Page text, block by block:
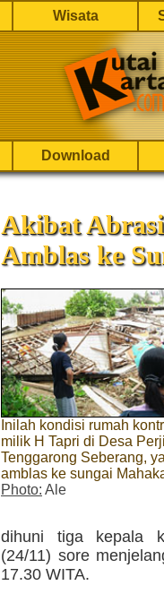
Wisata
Download
Akibat
Amblas ke
Inilah kondisi rumah
milik H Tapri di Desa
Tenggarong Seberang,
amblas ke sungai
Photo: Ale
dihuni tiga kepala
(24/11) sore
17.30 WITA.